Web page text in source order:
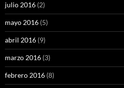
julio 2016 (2)
mayo 2016 (5)
abril 2016 (9)
marzo 2016 (3)
febrero 2016 (8)